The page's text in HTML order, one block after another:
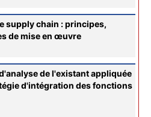
supply chain : principes,
de mise en œuvre
de l'existant appliquée
d'intégration des fonctions